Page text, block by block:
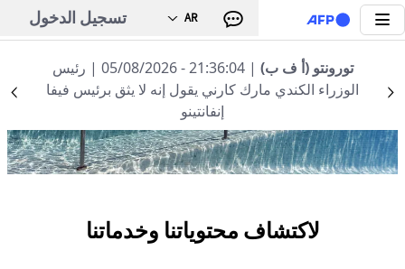
تجاوز إلى المحتوى الرئيسي AR تسجيل الدخول
تورونتو (أ ف ب) | 21:36:04 - 05/08/2026
| رئيس
الوزراء الكندي مارك كارني يقول إنه لا يثق برئيس فيفا
إنفانتينو
Suivant
الأخبار
لاكتشاف محتوياتنا وخدماتنا